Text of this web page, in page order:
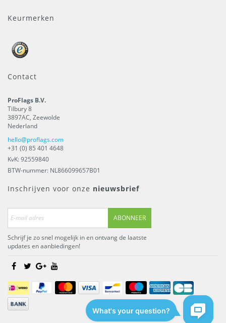
Keurmerken
Contact
ProFlags B.V.
Tilbury 8
3897AC, Zeewolde
Nederland
hello@proflags.com
+31 (0) 85 401 4648
KvK: 92559840
BTW-nummer: NL866099657B01
Inschrijven voor onze nieuwsbrief
ABONNEER
Schrijf je zo snel mogelijk in en ontvang de laatste
updates en aanbiedingen!